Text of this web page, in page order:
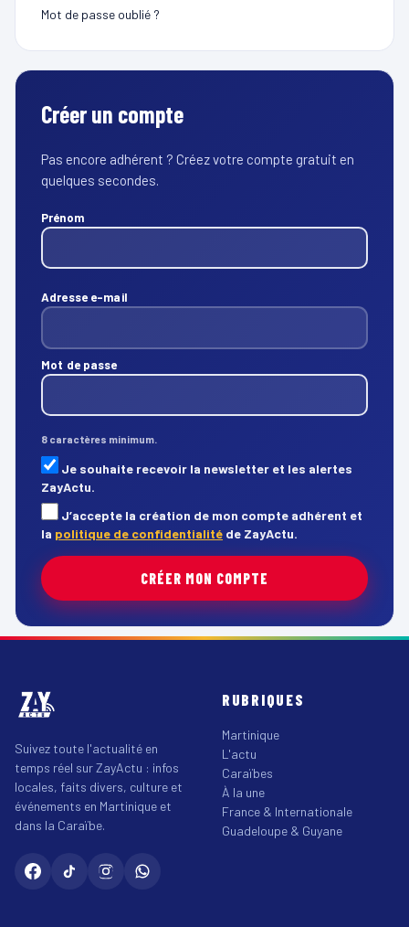
Mot de passe oublié ?
Créer un compte
Pas encore adhérent ? Créez votre compte gratuit en
quelques secondes.
Prénom
Adresse e-mail
Mot de passe
8 caractères minimum.
Je souhaite recevoir la newsletter et les alertes
ZayActu.
J’accepte la création de mon compte adhérent et
la politique de confidentialité de ZayActu.
CRÉER MON COMPTE
Suivez toute l'actualité en
temps réel sur ZayActu : infos
locales, faits divers, culture et
événements en Martinique et
dans la Caraïbe.
RUBRIQUES
Martinique
L'actu
Caraïbes
À la une
France & Internationale
Guadeloupe & Guyane